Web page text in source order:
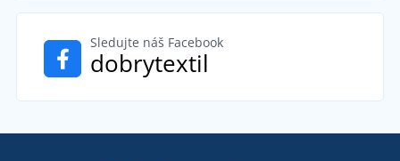
Sledujte náš Facebook
dobrytextil